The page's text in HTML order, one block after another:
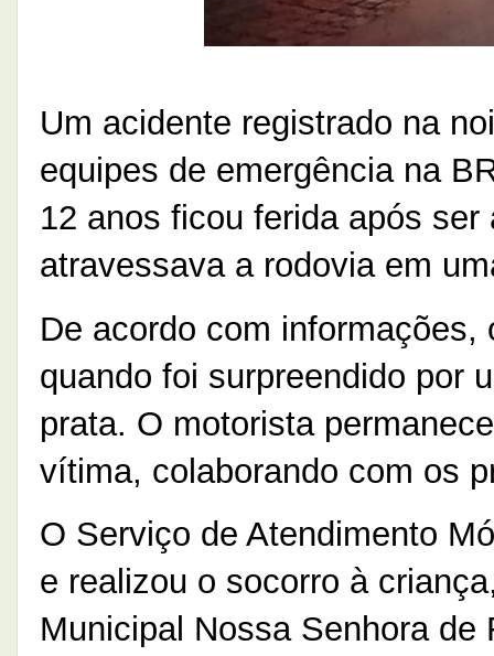
Um acidente registrado na
equipes de emergência na
12 anos ficou ferida após
atravessava a rodovia em
De acordo com
quando foi surpreendido por
prata. O motorista
vítima, colaborando com os
O Serviço de Atendimento
e realizou o socorro à
Municipal Nossa Senhora